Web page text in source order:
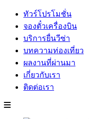
ทัวร์โปรโมชั่น
จองตั๋วเครื่องบิน
บริการยื่นวีซ่า
บทความท่องเที่ยว
ผลงานที่ผ่านมา
เกี่ยวกับเรา
ติดต่อเรา